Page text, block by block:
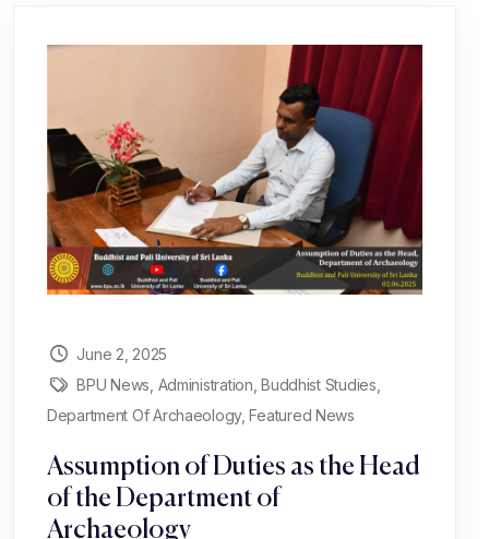
June 2, 2025
BPU News, Administration, Buddhist Studies,
Department Of Archaeology, Featured News
Assumption of Duties as the Head
of the Department of
Archaeology